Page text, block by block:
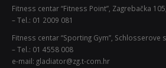
Fitness centar “Fitness Point”, Zagrebačka
– Tel.: 01 2009 081
Fitness centar “Sporting Gym”, Schlosserove
– Tel.: 01 4558 008
e-mail: gladiator@zg.t-com.hr